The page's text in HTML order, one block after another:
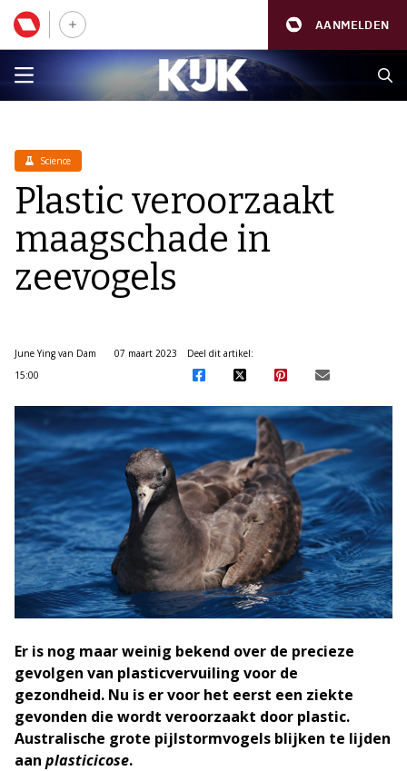
AANMELDEN
Science
Plastic veroorzaakt
maagschade in
zeevogels
June Ying van Dam
07 maart 2023
15:00
Deel dit artikel:
Er is nog maar weinig bekend over de precieze
gevolgen van plasticvervuiling voor de
gezondheid. Nu is er voor het eerst een ziekte
gevonden die wordt veroorzaakt door plastic.
Australische grote pijlstormvogels blijken te lijden
aan plasticicose.